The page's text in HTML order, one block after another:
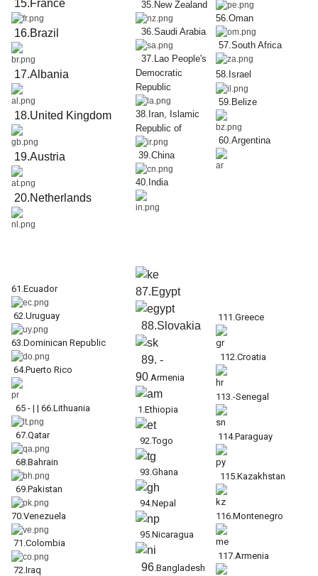
15.France
16.Brazil
17.Albania
18.United Kingdom
19.Austria
20.Netherlands
35.New Zealand
36.Saudi Arabia
37.Lao People's
Democratic
Republic
38.Iran, Islamic
Republic of
39.China
40.India
56.Oman
57.South Africa
58.Israel
59.Belize
60.Argentina
61.Ecuador
62.Uruguay
63.Dominican Republic
64.Puerto Rico
65 - | | 66. Lithuania
67. Qatar
68. Bahrain
69. Pakistan
70. Venezuela
71. Colombia
72. Iraq
87.Egypt
88.Slovakia
89. -
90 Armenia
1. Ethiopia
92 .Togo
93 .Ghana
94.Nepal
95 .Nicaragua
96 .Bangladesh
111.Greece
112.Croatia
113.-Senegal
114.Paraguay
115.Kazakhstan
116.Montenegro
117.Armenia